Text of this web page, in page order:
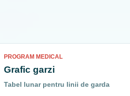
PROGRAM MEDICAL
Grafic garzi
Tabel lunar pentru linii de garda